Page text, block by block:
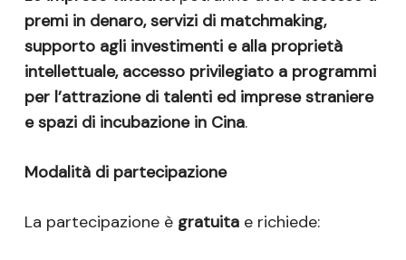
premi in denaro, servizi di matchmaking,
supporto agli investimenti e alla proprietà
intellettuale, accesso privilegiato a programmi
per l’attrazione di talenti ed imprese straniere
e spazi di incubazione in Cina.
Modalità di partecipazione
La partecipazione è gratuitae richiede: